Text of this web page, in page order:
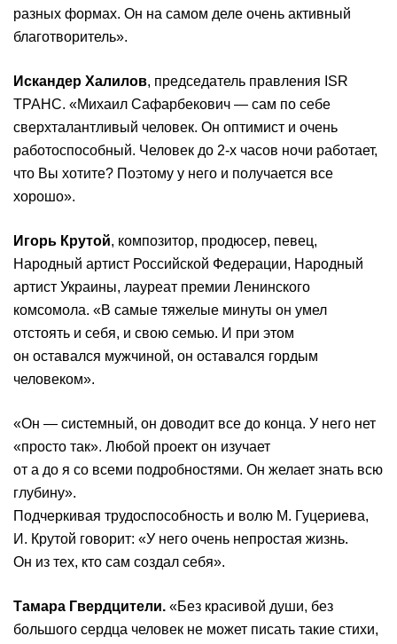
разных формах. Он на самом деле очень активный
благотворитель».
Искандер Халилов, председатель правления ISR
ТРАНС. «Михаил Сафарбекович — сам по себе
сверхталантливый человек. Он оптимист и очень
работоспособный. Человек до 2-х часов ночи работает,
что Вы хотите? Поэтому у него и получается все
хорошо».
Игорь Крутой, композитор, продюсер, певец,
Народный артист Российской Федерации, Народный
артист Украины, лауреат премии Ленинского
комсомола. «В самые тяжелые минуты он умел
отстоять и себя, и свою семью. И при этом
он оставался мужчиной, он оставался гордым
человеком».
«Он — системный, он доводит все до конца. У него нет
«просто так». Любой проект он изучает
от а до я со всеми подробностями. Он желает знать всю
глубину».
Подчеркивая трудоспособность и волю М. Гуцериева,
И. Крутой говорит: «У него очень непростая жизнь.
Он из тех, кто сам создал себя».
Тамара Гвердцители. «Без красивой души, без
большого сердца человек не может писать такие стихи,